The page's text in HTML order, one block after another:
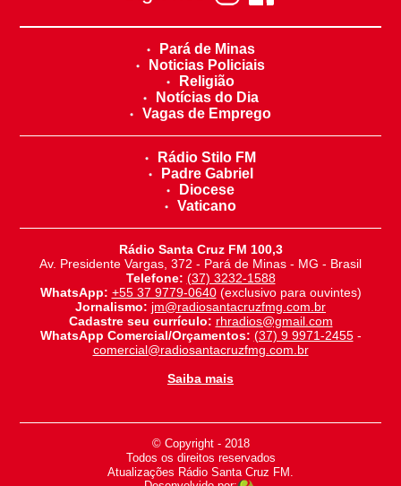
Pará de Minas
Noticias Policiais
Religião
Notícias do Dia
Vagas de Emprego
Rádio Stilo FM
Padre Gabriel
Diocese
Vaticano
Rádio Santa Cruz FM 100,3
Av. Presidente Vargas, 372 - Pará de Minas - MG - Brasil
Telefone: (37) 3232-1588
WhatsApp: +55 37 9779-0640(exclusivo para ouvintes)
Jornalismo: jm@radiosantacruzfmg.com.br
Cadastre seu currículo: rhradios@gmail.com
WhatsApp Comercial/Orçamentos: (37) 9 9971-2455-
comercial@radiosantacruzfmg.com.br
Saiba mais
© Copyright - 2018
-
Todos os direitos reservados
-
Atualizações Rádio Santa Cruz FM.